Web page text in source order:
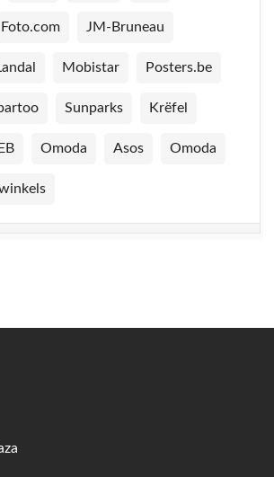
Foto.com JM-Bruneau
Mobistar Posters.be
Sunparks Krëfel
Omoda Asos Omoda